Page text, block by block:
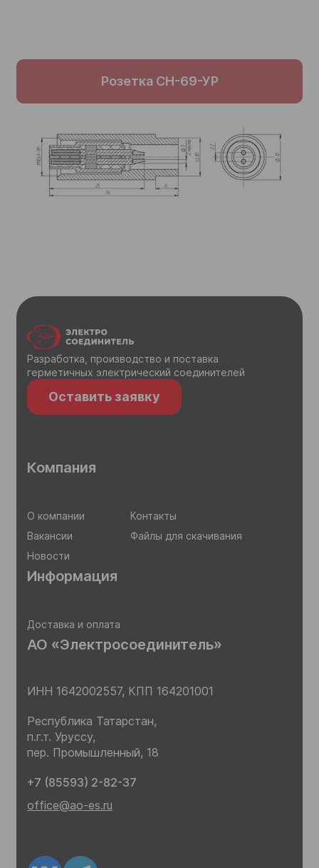
Розетка СН-69-УР
Разработка, производство и поставка
герметичных электрический соединителей
Оставить заявку
АО «Электросоединитель»
ИНН 1642002557, КПП 164201001
Республика Татарстан,
п.г.т. Уруссу,
пер. Промышленный, 18
+7 (85593) 2-82-37
office@ao-es.ru
Компания
О компании
Вакансии
Новости
Контакты
Файлы для скачивания
Информация
Доставка и оплата